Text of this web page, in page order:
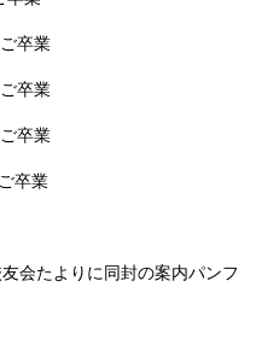
卒業
卒業
卒業
卒業
会たよりに同封の案内パンフ